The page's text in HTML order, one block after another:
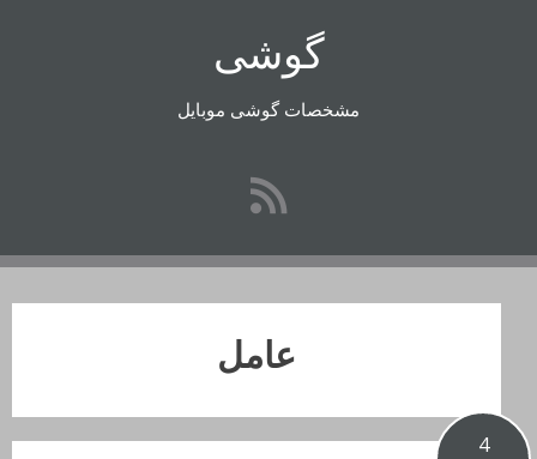
گوشی
مشخصات گوشی موبایل
عامل
4